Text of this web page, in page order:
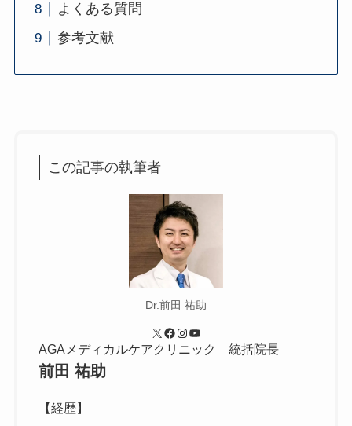
よくある質問
参考文献
この記事の執筆者
Dr.前田 祐助
X Facebook Instagram YouTube
AGAメディカルケアクリニック 統括院長
前田 祐助
【経歴】